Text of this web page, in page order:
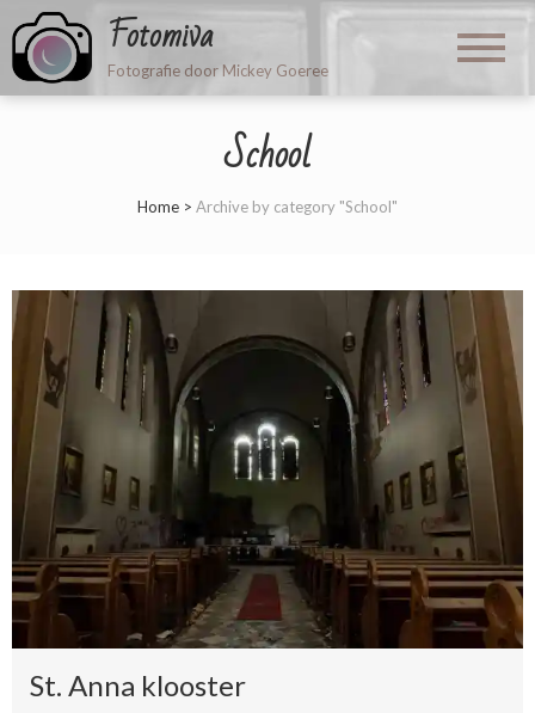
Fotomiva
Fotografie door Mickey Goeree
School
Home > Archive by category "School"
St. Anna klooster